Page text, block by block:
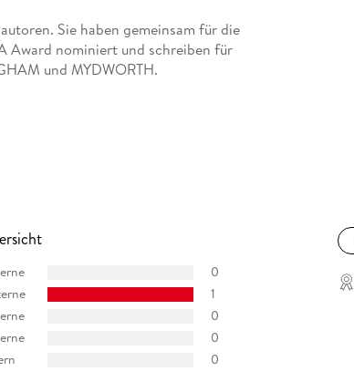
Sie haben gemeinsam für die
Award nominiert und schreiben für
und MYDWORTH.
0
1
0
0
0